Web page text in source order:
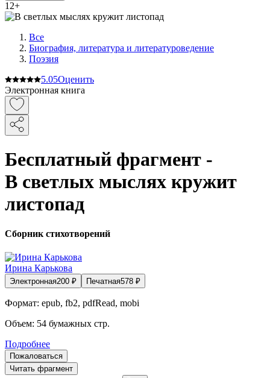
12+
Все
Биография, литература и литературоведение
Поэзия
5.05Оценить
Электронная книга
Бесплатный фрагмент -
В светлых мыслях кружит
листопад
Сборник стихотворений
Ирина Карькова
Электронная200 ₽ Печатная578 ₽
Формат: epub, fb2, pdfRead, mobi
Объем: 54 бумажных стр.
Подробнее
Пожаловаться
Читать фрагмент